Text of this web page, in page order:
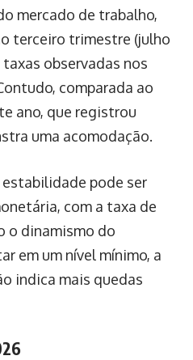
mercado de trabalho,
terceiro trimestre (julho
observadas nos
comparada ao
ano, que registrou
uma acomodação.
pode ser
com a taxa de
o dinamismo do
em um nível mínimo, a
indica mais quedas